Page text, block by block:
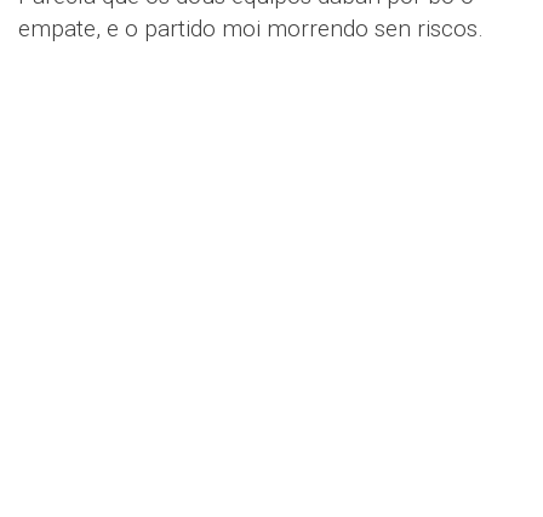
empate, e o partido moi morrendo sen riscos.